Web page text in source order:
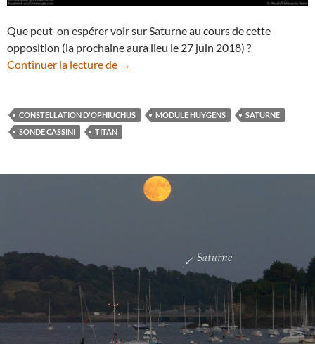
Que peut-on espérer voir sur Saturne au cours de cette
opposition (la prochaine aura lieu le 27 juin 2018) ?
Continuer la lecture de La planète Saturne au plus près de la
→
CONSTELLATION D'OPHIUCHUS MODULE HUYGENS
SATURNE
SONDE CASSINI
TITAN